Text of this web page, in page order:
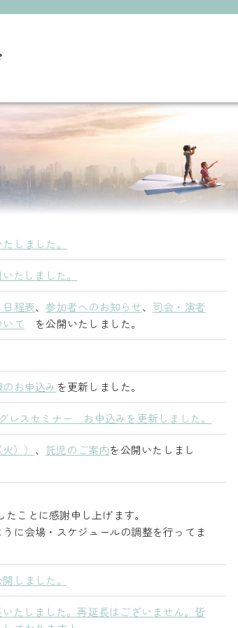
しました。
たしました。
日程表、参加者へのお知らせ、 司会・演者
て を公開いたしました。
お申込み を更新しました。
レスセミナー お申込みを更新しました。
）） 、 託児のご案内を公開いたしまし
ことに感謝申し上げます。
に会場・スケジュールの調整を行ってま
しました。
たしました。再延長はございません。皆